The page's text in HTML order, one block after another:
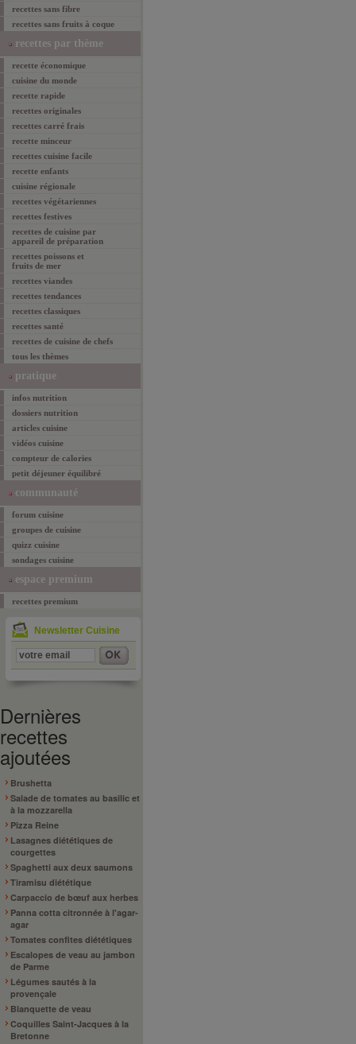
recettes sans fibre
recettes sans fruits à coque
recettes par thème
recette économique
cuisine du monde
recette rapide
recettes originales
recettes carré frais
recette minceur
recettes cuisine facile
recette enfants
cuisine régionale
recettes végétariennes
recettes festives
recettes de cuisine par
appareil de préparation
recettes poissons et
fruits de mer
recettes viandes
recettes tendances
recettes classiques
recettes santé
recettes de cuisine de chefs
tous les thèmes
pratique
infos nutrition
dossiers nutrition
articles cuisine
vidéos cuisine
compteur de calories
petit déjeuner équilibré
communauté
forum cuisine
groupes de cuisine
quizz cuisine
sondages cuisine
espace premium
recettes premium
Newsletter Cuisine
Dernières
recettes
ajoutées
Brushetta
Salade de tomates au basilic et
à la mozzarella
Pizza Reine
Lasagnes diététiques de
courgettes
Spaghetti aux deux saumons
Tiramisu diététique
Carpaccio de bœuf aux herbes
Panna cotta citronnée à l'agar-
agar
Tomates confites diététiques
Escalopes de veau au jambon
de Parme
Légumes sautés à la
provençale
Blanquette de veau
Coquilles Saint-Jacques à la
Bretonne